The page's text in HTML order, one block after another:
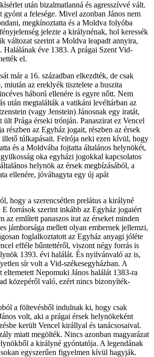
után bizalmatlanná és agresszívvé vált.
a felesége. Mivel azonban János nem
megkínoztatta és a Moldva folyóba
jelezte a királynénak, hol keressék
változat szerint a Moldva leapadt annyira,
Halálának éve 1383. A prágai Szent Vid-
el.
már a 16. században elkezdték, de csak
miután az ereklyék tisztelete a huszita
háború ellenére is egyre nőtt. Nem
után megtalálták a vatikáni levéltárban az
(vagy Jenstein) Jánosnak egy iratát,
Prága érseki trónján. Panaszirat ez Vencel
részben az Egyház jogait, részben az érsek
illető túlkapásait. Felrója neki ezen kívül, hogy
és a Moldvába fojtatta általános helynökét,
oka egyházi jogokkal kapcsolatos
helynök az érsek megbízásából, a
ellenére, jóváhagyta egy új apát
hogy a szerencsétlen prelátus a királyné
források szerint inkább az Egyház jogaiért
az említett panaszos irat az érseket minden
jámborsága mellett olyan embernek jellemzi,
foglalkoztatott az Egyház anyagi jóléte
efféle bűntettéről, viszont négy forrás is
1393. évi halálát. És nyilvánvaló az is,
sír volt a Vid-székesegyházban. A
eltemetett Nepomuki János halálát 1383-ra
közepéről való, ezért nincs bizonyíték-
a föltevésből indulnak ki, hogy csak
volt, aki a prágai érsek helynökeként
került Vencel királlyal és tanácsosaival.
miatt megölték. Nincs azonban magyarázat
a királyné gyóntatója. A legendának
sokan egyszerűen figyelmen kívül hagyják.